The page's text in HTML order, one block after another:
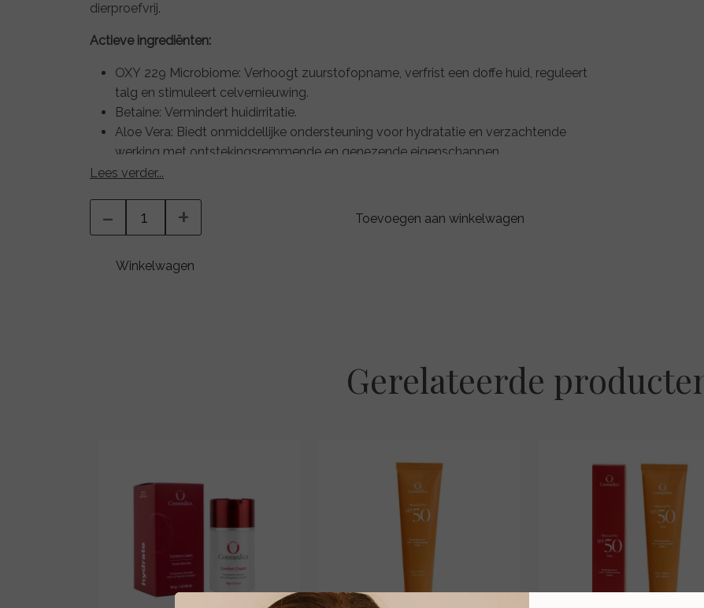
dierproefvrij.
Actieve ingrediënten:
OXY 229 Microbiome: Verhoogt zuurstofopname, verfrist een doffe huid, reguleert
talg en stimuleert celvernieuwing.
Betaine: Vermindert huidirritatie.
Aloe Vera: Biedt onmiddellijke ondersteuning voor hydratatie en verzachtende
werking met ontstekingsremmende en genezende eigenschappen.
Sodium Hyaluronate: Zorgt voor intense hydratatie, houdt 1000 keer zijn gewicht
rimpels.
Lees verder...
- + Toevoegen aan winkelwagen
Winkelwagen
Gerelateerde